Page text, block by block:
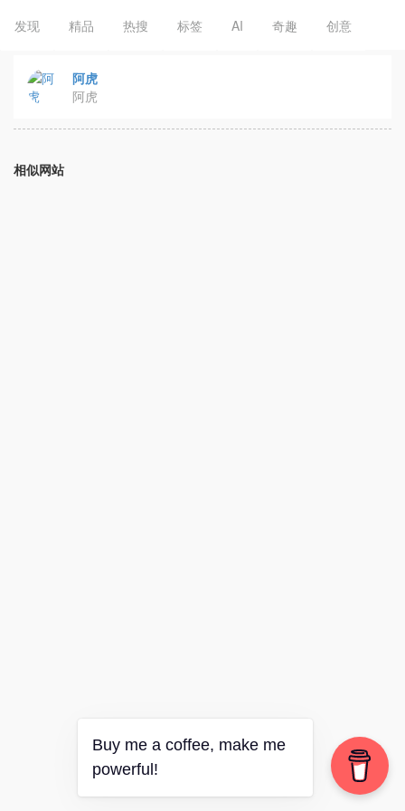
发现 精品 热搜 标签 AI 奇趣 创意
阿虎
阿虎
相似网站
Buy me a coffee, make me
powerful!